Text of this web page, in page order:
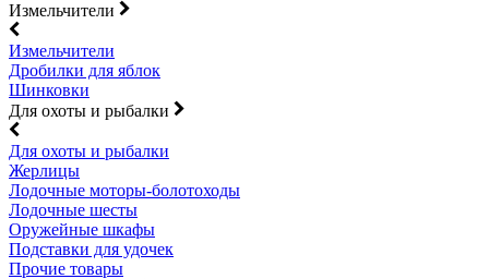
Измельчители
Измельчители
Дробилки для яблок
Шинковки
Для охоты и рыбалки
Для охоты и рыбалки
Жерлицы
Лодочные моторы-болотоходы
Лодочные шесты
Оружейные шкафы
Подставки для удочек
Прочие товары